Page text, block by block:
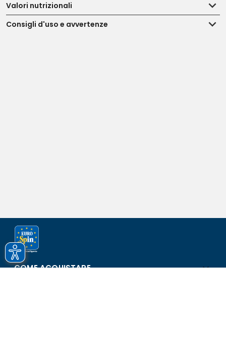
Valori nutrizionali
Consigli d'uso e avvertenze
COME ACQUISTARE